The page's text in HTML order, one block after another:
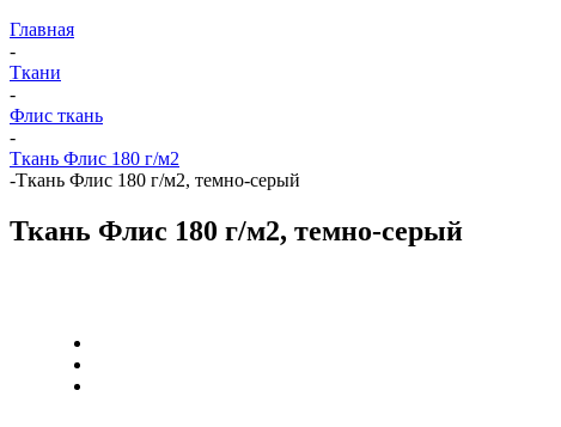
Главная
-
Ткани
-
Флис ткань
-
Ткань Флис 180 г/м2
-Ткань Флис 180 г/м2, темно-серый
Ткань Флис 180 г/м2, темно-серый